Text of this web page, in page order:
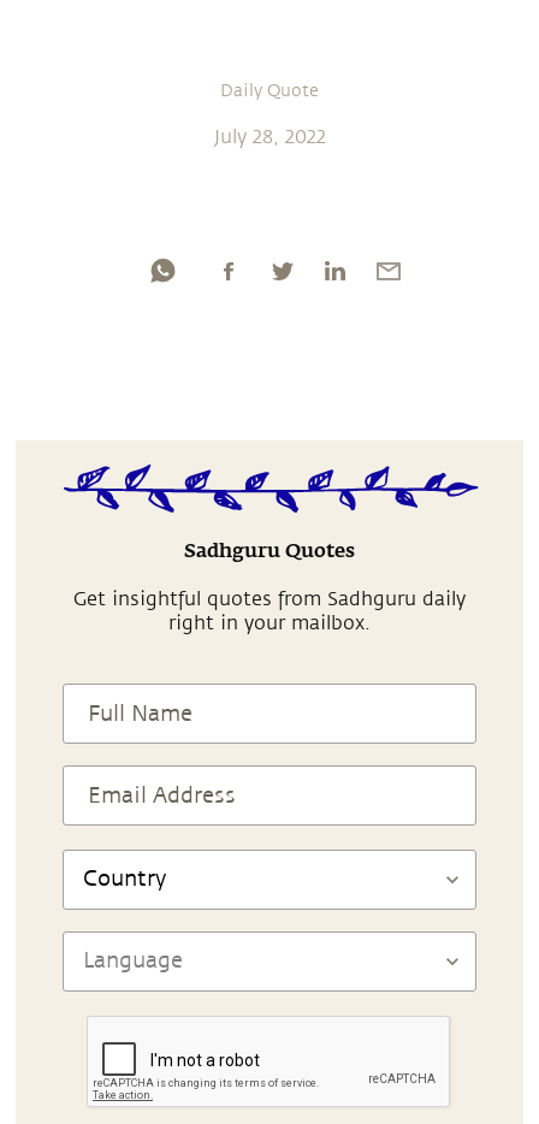
Daily Quote
July 28, 2022
Sadhguru Quotes
Get insightful quotes from Sadhguru daily
right in your mailbox.